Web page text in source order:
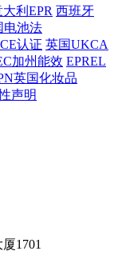
大利EPR 西班牙
电池法
认证 英国UKCA
加州能效 EPREL
英国化妆品
声明
1701